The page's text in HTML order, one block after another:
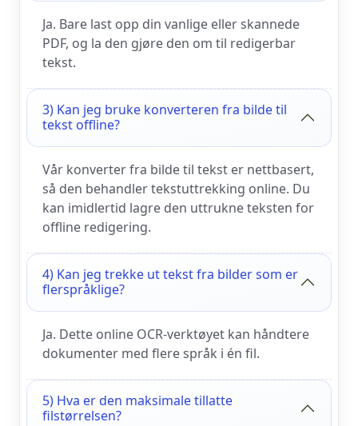
Ja. Bare last opp din vanlige eller skannede
PDF, og la den gjøre den om til redigerbar
tekst.
3) Kan jeg bruke konverteren fra bilde til
tekst offline?
Vår konverter fra bilde til tekst er nettbasert,
så den behandler tekstuttrekking online. Du
kan imidlertid lagre den uttrukne teksten for
offline redigering.
4) Kan jeg trekke ut tekst fra bilder som er
flerspråklige?
Ja. Dette online OCR-verktøyet kan håndtere
dokumenter med flere språk i én fil.
5) Hva er den maksimale tillatte
filstørrelsen?